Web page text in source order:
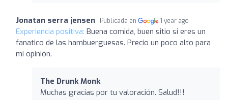
Jonatan serra jensen Publicada en 1 year ago
Experiencia positiva: Buena comida, buen sitio si eres un
fanatico de las hambuerguesas. Precio un poco alto para
mi opinión.
The Drunk Monk
Muchas gracias por tu valoración. Salud!!!